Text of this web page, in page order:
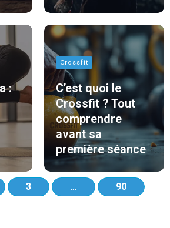
:
Crossfit
C’est quoi le
Crossfit ? Tout
comprendre
avant sa
première séance
3 …
90